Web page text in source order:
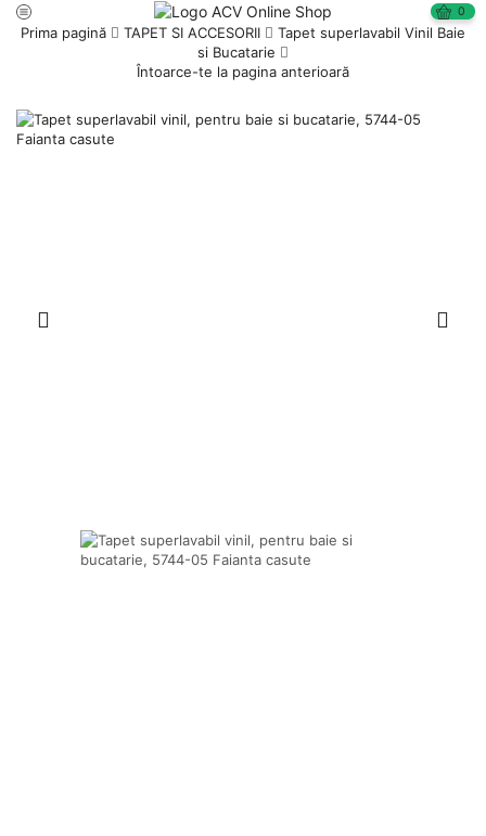
0
Prima pagină TAPET SI ACCESORII
Tapet superlavabil Vinil Baie
si Bucatarie
Întoarce-te la pagina anterioară